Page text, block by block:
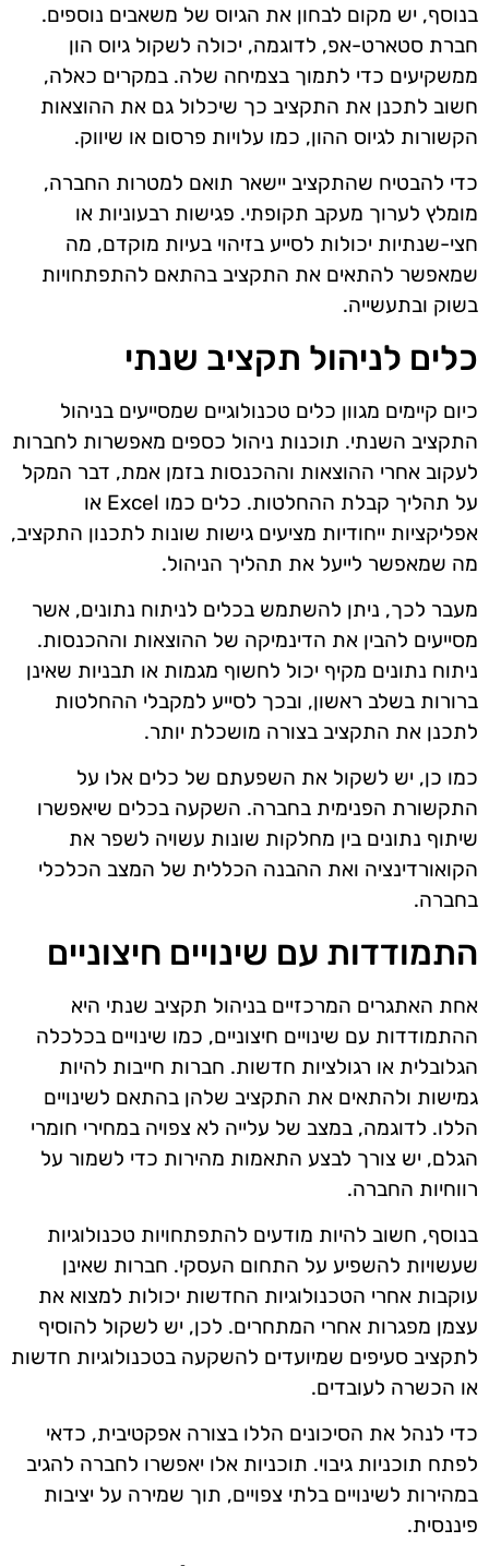
בנוסף, יש מקום לבחון את הגיוס של משאבים נוספים.
חברת סטארט-אפ, לדוגמה, יכולה לשקול גיוס הון
ממשקיעים כדי לתמוך בצמיחה שלה. במקרים כאלה,
חשוב לתכנן את התקציב כך שיכלול גם את ההוצאות
הקשורות לגיוס ההון, כמו עלויות פרסום או שיווק.
כדי להבטיח שהתקציב יישאר תואם למטרות החברה,
מומלץ לערוך מעקב תקופתי. פגישות רבעוניות או
חצי-שנתיות יכולות לסייע בזיהוי בעיות מוקדם, מה
שמאפשר להתאים את התקציב בהתאם להתפתחויות
בשוק ובתעשייה.
כלים לניהול תקציב שנתי
כיום קיימים מגוון כלים טכנולוגיים שמסייעים בניהול
התקציב השנתי. תוכנות ניהול כספים מאפשרות לחברות
לעקוב אחרי ההוצאות וההכנסות בזמן אמת, דבר המקל
על תהליך קבלת ההחלטות. כלים כמו Excel או
אפליקציות ייחודיות מציעים גישות שונות לתכנון התקציב,
מה שמאפשר לייעל את תהליך הניהול.
מעבר לכך, ניתן להשתמש בכלים לניתוח נתונים, אשר
מסייעים להבין את הדינמיקה של ההוצאות וההכנסות.
ניתוח נתונים מקיף יכול לחשוף מגמות או תבניות שאינן
ברורות בשלב ראשון, ובכך לסייע למקבלי ההחלטות
לתכנן את התקציב בצורה מושכלת יותר.
כמו כן, יש לשקול את השפעתם של כלים אלו על
התקשורת הפנימית בחברה. השקעה בכלים שיאפשרו
שיתוף נתונים בין מחלקות שונות עשויה לשפר את
הקואורדינציה ואת ההבנה הכללית של המצב הכלכלי
בחברה.
התמודדות עם שינויים חיצוניים
אחת האתגרים המרכזיים בניהול תקציב שנתי היא
ההתמודדות עם שינויים חיצוניים, כמו שינויים בכלכלה
הגלובלית או רגולציות חדשות. חברות חייבות להיות
גמישות ולהתאים את התקציב שלהן בהתאם לשינויים
הללו. לדוגמה, במצב של עלייה לא צפויה במחירי חומרי
הגלם, יש צורך לבצע התאמות מהירות כדי לשמור על
רווחיות החברה.
בנוסף, חשוב להיות מודעים להתפתחויות טכנולוגיות
שעשויות להשפיע על התחום העסקי. חברות שאינן
עוקבות אחרי הטכנולוגיות החדשות יכולות למצוא את
עצמן מפגרות אחרי המתחרים. לכן, יש לשקול להוסיף
לתקציב סעיפים שמיועדים להשקעה בטכנולוגיות חדשות
או הכשרה לעובדים.
כדי לנהל את הסיכונים הללו בצורה אפקטיבית, כדאי
לפתח תוכניות גיבוי. תוכניות אלו יאפשרו לחברה להגיב
במהירות לשינויים בלתי צפויים, תוך שמירה על יציבות
פיננסית.